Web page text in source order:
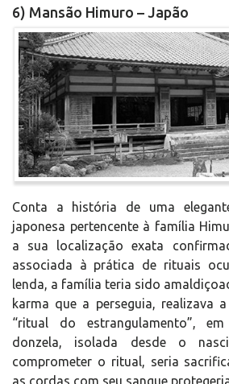
6) Mansão Himuro – Japão
Conta a história de uma
japonesa pertencente à família
a sua localização exata
associada à prática de rituais
lenda, a família teria sido
karma que a perseguia, realizava
“ritual do estrangulamento”,
donzela, isolada desde o
comprometer o ritual, seria
as cordas com seu sangue